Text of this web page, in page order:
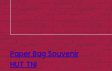
Paper Bag Souvenir
HUT TNI